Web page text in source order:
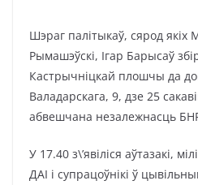
Шэраг палітыкаў, сярод якіх
Рымашэўскі, Ігар Барысаў
Кастрычніцкай плошчы да
Валадарскага, 9, дзе 25
абвешчана незалежнасць
У 17.40 з\’явіліся аўтазакі,
ДАІ і супрацоўнікі ў